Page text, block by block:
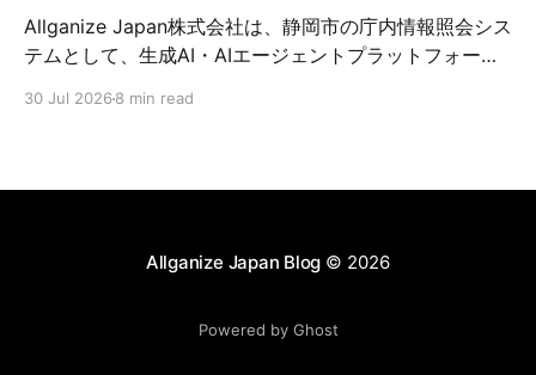
Allganize Japan株式会社は、静岡市の庁内情報照会シス
テムとして、生成AI・AIエージェントプラットフォーム
LLM App Marketの提供を通じて、静岡市における庁内
す。これにより、職員の処理時間創出に貢献し、市民サ
30 Jul 2026 8 min read
Allganize Japan Blog © 2026
Powered by Ghost